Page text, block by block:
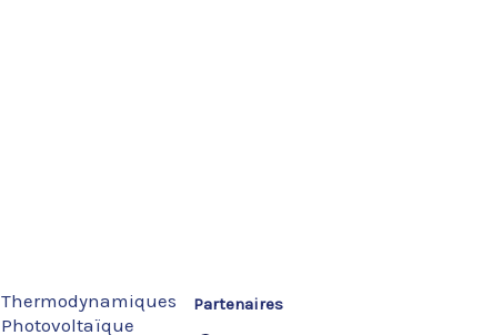
Thermodynamiques
Photovoltaïque
Partenaires